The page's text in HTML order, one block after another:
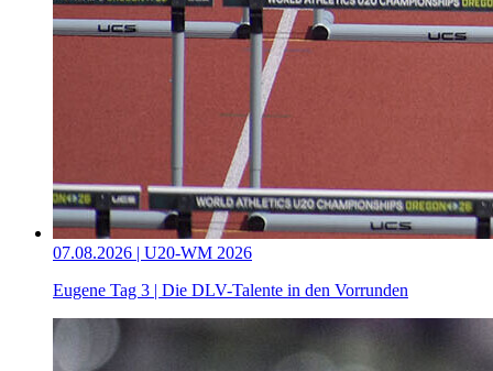
07.08.2026 | U20-WM 2026
Eugene Tag 3 | Die DLV-Talente in den Vorrunden